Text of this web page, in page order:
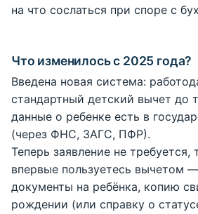
на что сослаться при споре с
Что изменилось с 2025 года?
Введена новая система:
стандартный детский вычет до
данные о ребенке есть в
(через ФНС, ЗАГС, ПФР).
Теперь заявление не требуется,
впервые пользуетесь вычетом
документы на ребёнка, копию
рождении (или справку о